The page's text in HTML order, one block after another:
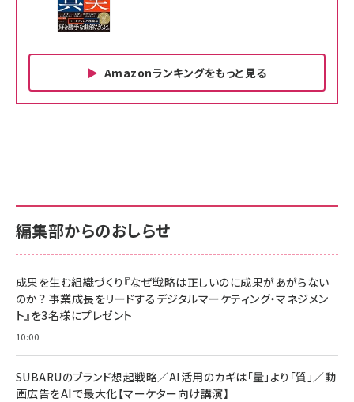
Amazonランキングをもっと見る
￥880
anan(アンアン)2026/06/24号 No.2500増刊
スペシャルエディション[王道エンタメの矜持／
￥1,100
anan(アンアン)2026/07/08号 No.2502[2026
￥880
ママ投資家が育休中に１億貯めた株式投資
内サポート正規品 メーカー保証5年
KLMEA128G
NIMASO ガラスフィルム iPhone 17 用 保護フィ
すい ガイド枠付き いPhone17 (6.3インチ) 対応
2枚セット DSP25F1698
￥1,599
￥6,980
内サポート正規品 メーカー保証5年
KLMEA128G
Amazon eギフトカード - Amazonロゴ - クラ
￥5,000
Anker PowerLine III Flow USB-C & USB-C
Pro/Air 各種対応 (1.8m ミッドナイトブラック)
￥1,890
編集部からのおしらせ
成果を生む組織づくり『なぜ戦略は正しいのに成果があがらない
のか？ 事業成長をリードするデジタルマーケティング・マネジメン
ト』を3名様にプレゼント
10:00
SUBARUのブランド想起戦略／AI活用のカギは「量」より「質」／動
画広告をAIで最大化【マーケター向け講演】